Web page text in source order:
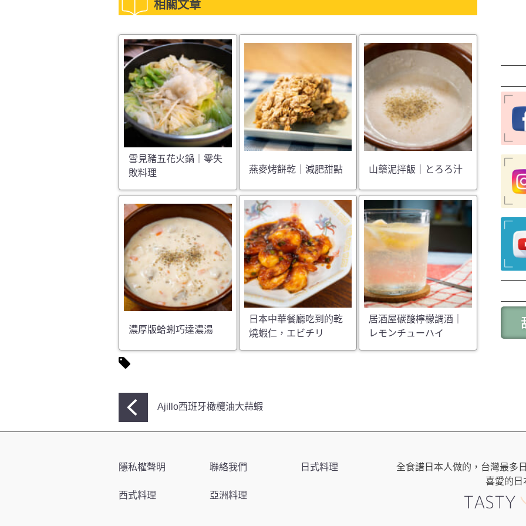
相關文章
雪見豬五花火鍋｜零失
敗料理
燕麥烤餅乾｜減肥甜點 山藥泥拌飯｜とろろ汁
濃厚版蛤蜊巧達濃湯
日本中華餐廳吃到的乾
燒蝦仁，エビチリ
居酒屋碳酸檸檬調酒｜
レモンチューハイ
文
章
覽
Ajillo西班牙橄欖油大蒜蝦
隱私權聲明 聯絡我們 日式料理
西式料理 亞洲料理
全食譜日本人做的，台灣最多
喜愛的日